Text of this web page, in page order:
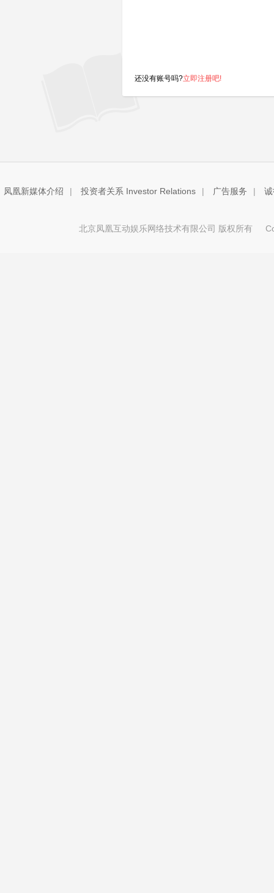
还没有账号吗?立即注册吧!
凤凰新媒体介绍 | 投资者关系 Investor Relations | 广告服务 |
北京凤凰互动娱乐网络技术有限公司 版权所有